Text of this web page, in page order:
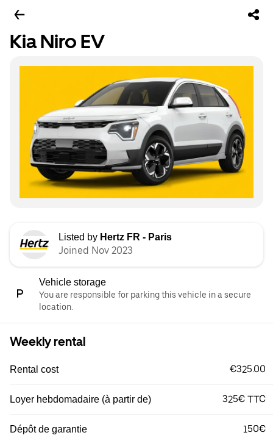
Kia Niro EV
Listed by Hertz FR - Paris
Joined Nov 2023
Vehicle storage
You are responsible for parking this vehicle in a secure
location.
Weekly rental
Rental cost €325.00
Loyer hebdomadaire (à partir de) 325€ TTC
Dépôt de garantie 150€